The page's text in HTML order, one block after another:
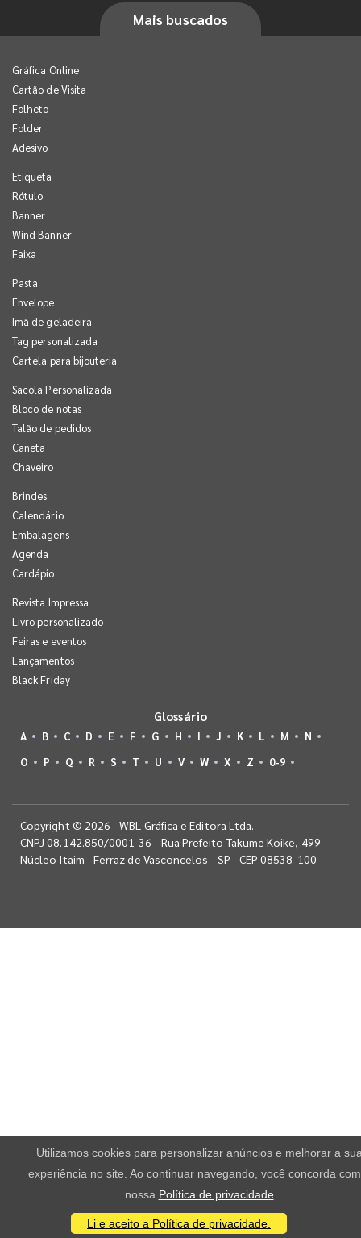
Mais buscados
Gráfica Online
Cartão de Visita
Folheto
Folder
Adesivo
Etiqueta
Rótulo
Banner
Wind Banner
Faixa
Pasta
Envelope
Imã de geladeira
Tag personalizada
Cartela para bijouteria
Sacola Personalizada
Bloco de notas
Talão de pedidos
Caneta
Chaveiro
Brindes
Calendário
Embalagens
Agenda
Cardápio
Revista Impressa
Livro personalizado
Feiras e eventos
Lançamentos
Black Friday
Glossário
A B C D E F G H I J K L M
N
O
P Q R S T U V W X Z 0-9
Copyright © 2026 - WBL Gráfica e Editora Ltda.
CNPJ 08.142.850/0001-36 - Rua Prefeito Takume Koike, 499 -
Núcleo Itaim - Ferraz de Vasconcelos - SP - CEP 08538-100
Utilizamos cookies para personalizar anúncios e melhorar a
experiência no site. Ao continuar navegando, você concorda
nossa Política de privacidade
Li e aceito a Política de privacidade.